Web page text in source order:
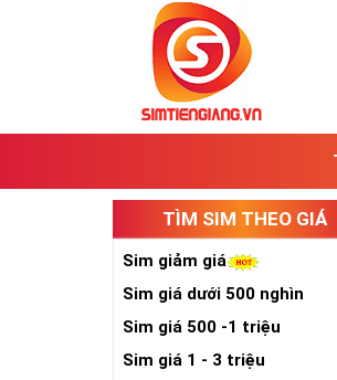
TÌM SIM THEO GIÁ
Sim giảm giá
Sim giá dưới 500 nghìn
Sim giá 500 -1 triệu
Sim giá 1 - 3 triệu